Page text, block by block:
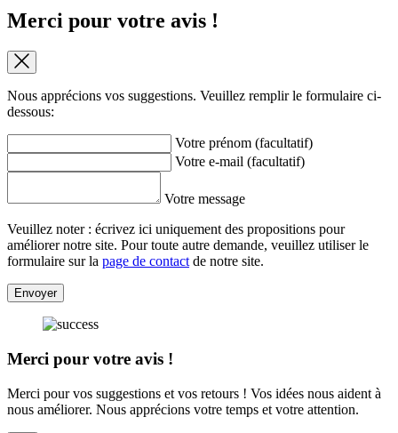
Merci pour votre avis !
Nous apprécions vos suggestions. Veuillez remplir le formulaire ci-
dessous:
Votre prénom (facultatif)
Votre e-mail (facultatif)
Votre message
Veuillez noter : écrivez ici uniquement des propositions pour
améliorer notre site. Pour toute autre demande, veuillez utiliser le
formulaire sur la page de contact de notre site.
Envoyer
Merci pour votre avis !
Merci pour vos suggestions et vos retours ! Vos idées nous aident à
nous améliorer. Nous apprécions votre temps et votre attention.